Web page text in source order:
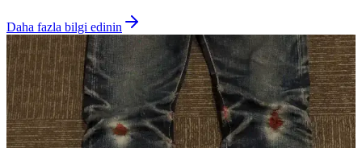
Daha fazla bilgi edinin